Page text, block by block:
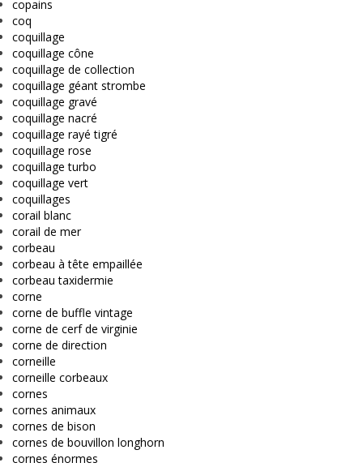
copains
coq
coquillage
coquillage cône
coquillage de collection
coquillage géant strombe
coquillage gravé
coquillage nacré
coquillage rayé tigré
coquillage rose
coquillage turbo
coquillage vert
coquillages
corail blanc
corail de mer
corbeau
corbeau à tête empaillée
corbeau taxidermie
corne
corne de buffle vintage
corne de cerf de virginie
corne de direction
corneille
corneille corbeaux
cornes
cornes animaux
cornes de bison
cornes de bouvillon longhorn
cornes énormes